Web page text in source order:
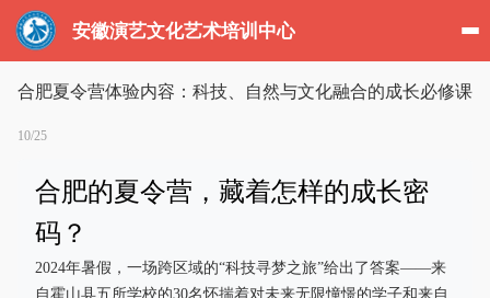
安徽演艺文化艺术培训中心
合肥夏令营体验内容：科技、自然与文化融合的成长必修课
10/25
合肥的夏令营，藏着怎样的成长密
码？
2024年暑假，一场跨区域的“科技寻梦之旅”给出了答案——来
自霍山县五所学校的30名怀揣着对未来无限憧憬的学子和来自